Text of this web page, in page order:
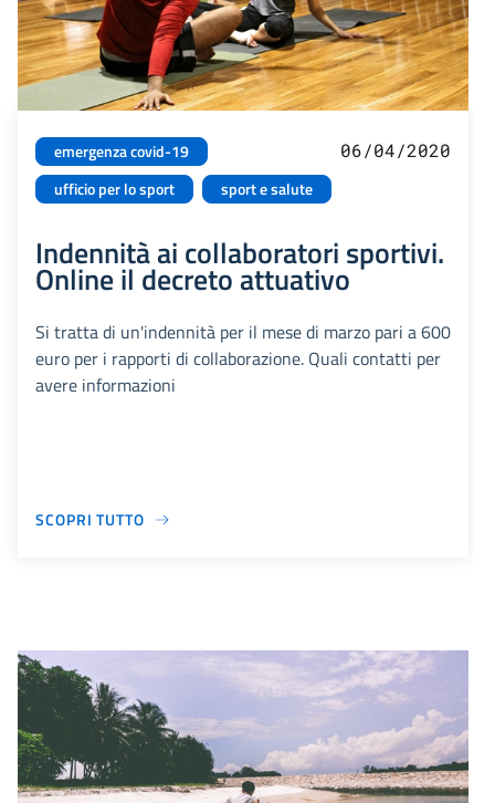
emergenza covid-19
ufficio per lo sport
sport e salute
06/04/2020
Indennità ai collaboratori sportivi.
Online il decreto attuativo
Si tratta di un'indennità per il mese di marzo pari a 600
euro per i rapporti di collaborazione. Quali contatti per
avere informazioni
SCOPRI TUTTO